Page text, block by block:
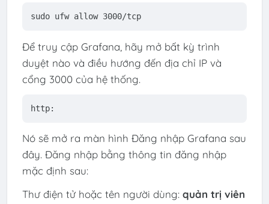
sudo ufw allow 3000/tcp
Để truy cập Grafana, hãy mở bất kỳ trình
duyệt nào và điều hướng đến địa chỉ IP và
cổng 3000 của hệ thống.
http:
Nó sẽ mở ra màn hình Đăng nhập Grafana sau
đây. Đăng nhập bằng thông tin đăng nhập
mặc định sau:
Thư điện tử hoặc tên người dùng: quản trị viên